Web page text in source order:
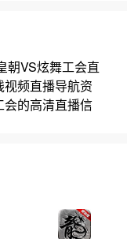
朝VS炫舞工会直
频直播导航资
的高清直播信